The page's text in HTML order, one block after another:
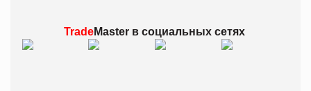
TradeMaster всоциальных сетях